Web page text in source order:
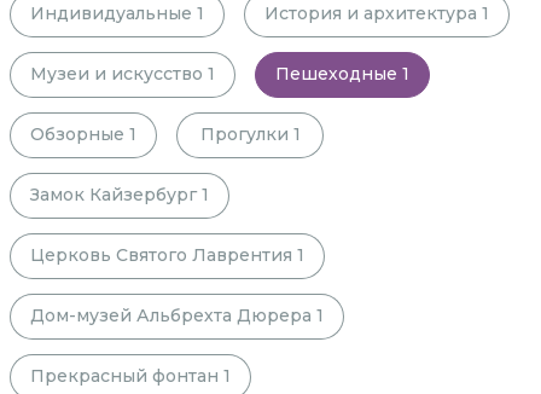
Индивидуальные 1 История и архитектура 1
Музеи и искусство 1 Пешеходные 1
Обзорные 1 Прогулки 1
Замок Кайзербург 1
Церковь Святого Лаврентия 1
Дом-музей Альбрехта Дюрера 1
Прекрасный фонтан 1